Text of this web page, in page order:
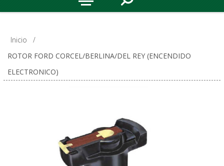
Inicio
/
ROTOR FORD CORCEL/BERLINA/DEL REY (ENCENDIDO
ELECTRONICO)